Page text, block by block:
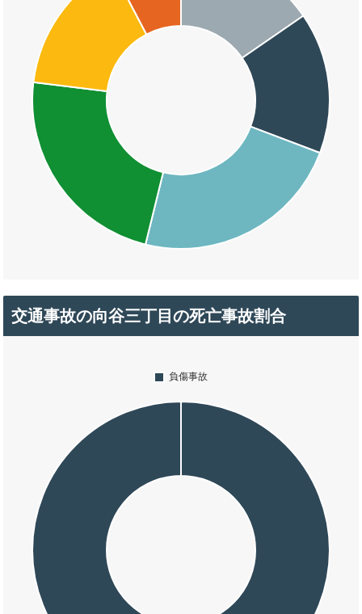
交通事故の向谷三丁目の死亡事故割合